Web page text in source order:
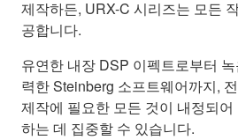
제작하든, URX-C 시리즈는 모든
공합니다.
유연한 내장 DSP 이펙트로부터
력한 Steinberg 소프트웨어까지,
제작에 필요한 모든 것이 내정되
하는 데 집중할 수 있습니다.